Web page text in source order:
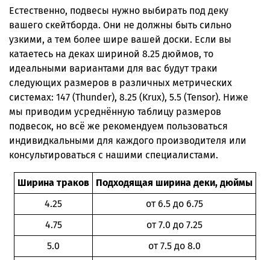
Естественно, подвесы нужно выбирать под деку
вашего скейтборда. Они не должны быть сильно
узкими, а тем более шире вашей доски. Если вы
катаетесь на деках шириной 8.25 дюймов, то
идеальными вариантами для вас будут траки
следующих размеров в различных метрических
системах: 147 (Thunder), 8.25 (Krux), 5.5 (Tensor). Ниже
мы приводим усреднённую таблицу размеров
подвесок, но всё же рекомендуем пользоваться
индивидкальными для каждого производителя или
консультироваться с нашими специалистами.
Ширина траков
Подходящая ширина деки, дюймы
4.25
от 6.5 до 6.75
4.75
от 7.0 до 7.25
5.0
от 7.5 до 8.0